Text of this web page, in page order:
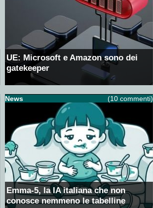
UE: Microsoft e Amazon sono dei
gatekeeper
News (10 commenti)
Emma-5, la IA italiana che non
conosce nemmeno le tabelline